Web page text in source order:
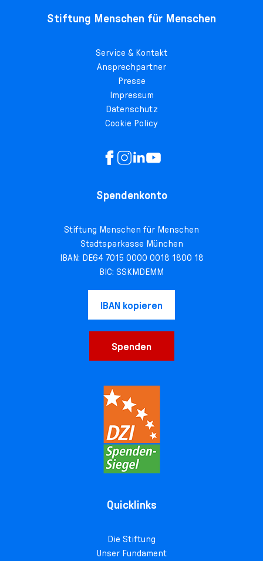
Stiftung Menschen für Menschen
Service & Kontakt
Ansprechpartner
Presse
Impressum
Datenschutz
Cookie Policy
Spendenkonto
Stiftung Menschen für Menschen
Stadtsparkasse München
IBAN: DE64 7015 0000 0018 1800 18
BIC: SSKMDEMM
IBAN kopieren
Spenden
Quicklinks
Die Stiftung
Unser Fundament